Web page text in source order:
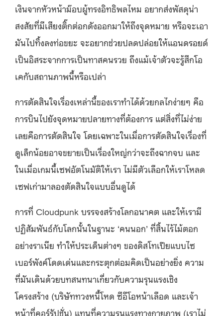
เงินจากหัวหน้าม๊อบผู้ทรงอิทธิพลไหม อยากส่งพัสดุน่า
สงสัยที่มีเสียงติ๊กต่อกดังออกมาให้ถึงจุดหมาย หรือจะเอา
มันไปทิ้งลงท่อขยะ จะอยากช่วยปลดปล่อยให้แอนดรอยด์
เป็นอิสระจากการเป็นทาสคนรวย ถึงแม้เจ้าตัวจะรู้สึกโอ
เคกับสถานภาพนี้หรือเปล่า
การตัดสินใจเรื่องเหล่านี้ของเราทำได้ด้วยกลไกง่ายๆ คือ
การบินไปยังจุดหมายปลายทางที่ต้องการ แต่สิ่งที่ไม่ง่าย
เลยคือการตัดสินใจ โดยเฉพาะในเมื่อการตัดสินใจเรื่องที่
ดูเล็กน้อยอาจขยายเป็นเรื่องใหญ่กว่าจะถึงฉากจบ และ
ในเมื่อเกมนี้เซฟอัตโนมัติให้เรา ไม่มีตัวเลือกให้เราโหลด
เซฟเก่ามาลองตัดสินใจแบบอื่นดูได้
การที่ Cloudpunk บรรจงสร้างโลกอนาคต และให้เรามี
ปฏิสัมพันธ์กับโลกนั้นในฐานะ ‘คนนอก’ ที่สิ้นไร้ไม้ตอก
อย่างราเนีย ทำให้ประเด็นต่างๆ ของดิสโทเปียแบบไซ
เบอร์พังค์โดดเด่นและกระตุกต่อมคิดเป็นอย่างยิ่ง ความ
ที่มันเดินด้วยบทสนทนาเกี่ยวกับความรุนแรงเชิง
โครงสร้าง (บริษัททวงหนี้โหด ซีอีโอหน้าเลือด และเจ้า
หน้าที่คอร์รัปชั่น) แทนที่ความรุนแรงทางกายภาพ (เราไม่